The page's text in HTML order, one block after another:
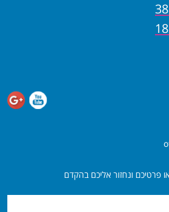
פרטיכם ונחזור אליכם בהקדם